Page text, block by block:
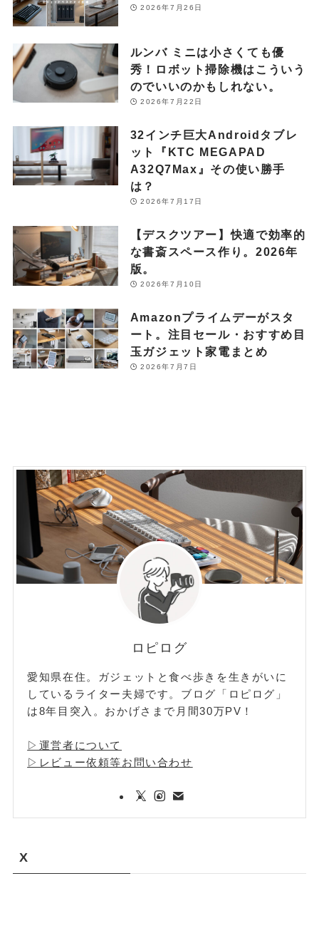
2026年7月26日
ルンバ ミニは小さくても優
秀！ロボット掃除機はこういう
のでいいのかもしれない。
2026年7月22日
32インチ巨大Androidタブレ
ット『KTC MEGAPAD
A32Q7Max』その使い勝手
は？
2026年7月17日
【デスクツアー】快適で効率的
な書斎スペース作り。2026年
版。
2026年7月10日
Amazonプライムデーがスタ
ート。注目セール・おすすめ目
玉ガジェット家電まとめ
2026年7月7日
ロピログ
愛知県在住。ガジェットと食べ歩きを生きがいに
しているライター夫婦です。ブログ「ロピログ」
は8年目突入。おかげさまで月間30万PV！
▷運営者について
▷レビュー依頼等お問い合わせ
X